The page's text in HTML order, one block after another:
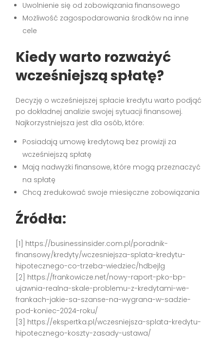
Uwolnienie się od zobowiązania finansowego
Możliwość zagospodarowania środków na inne
cele
Kiedy warto rozważyć
wcześniejszą spłatę?
Decyzję o wcześniejszej spłacie kredytu warto podjąć
po dokładnej analizie swojej sytuacji finansowej.
Najkorzystniejsza jest dla osób, które:
Posiadają umowę kredytową bez prowizji za
wcześniejszą spłatę
Mają nadwyżki finansowe, które mogą przeznaczyć
na spłatę
Chcą zredukować swoje miesięczne zobowiązania
Źródła:
[1] https://businessinsider.com.pl/poradnik-
finansowy/kredyty/wczesniejsza-splata-kredytu-
hipotecznego-co-trzeba-wiedziec/hdbejlg
[2] https://frankowicze.net/nowy-raport-pko-bp-
ujawnia-realna-skale-problemu-z-kredytami-we-
frankach-jakie-sa-szanse-na-wygrana-w-sadzie-
pod-koniec-2024-roku/
[3] https://ekspertka.pl/wczesniejsza-splata-kredytu-
hipotecznego-koszty-zasady-ustawa/